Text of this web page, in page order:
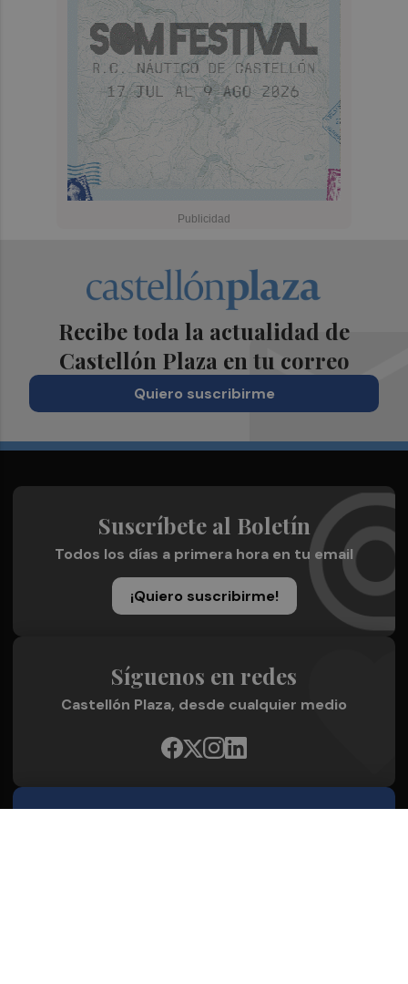
Recibe toda la actualidad de
Castellón Plaza en tu correo
Quiero suscribirme
Suscríbete al Boletín
Todos los días a primera hora en tu email
¡Quiero suscribirme!
Síguenos en redes
Castellón Plaza, desde cualquier medio